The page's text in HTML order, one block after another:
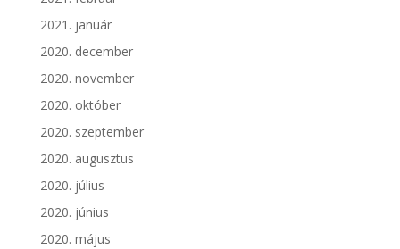
2021. január
2020. december
2020. november
2020. október
2020. szeptember
2020. augusztus
2020. július
2020. június
2020. május